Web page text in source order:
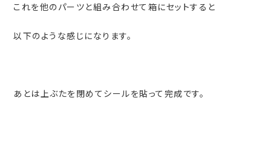
これを他のパーツと組み合わせて箱にセットすると
以下のような感じになります。
あとは上ぶたを閉めてシールを貼って完成です。